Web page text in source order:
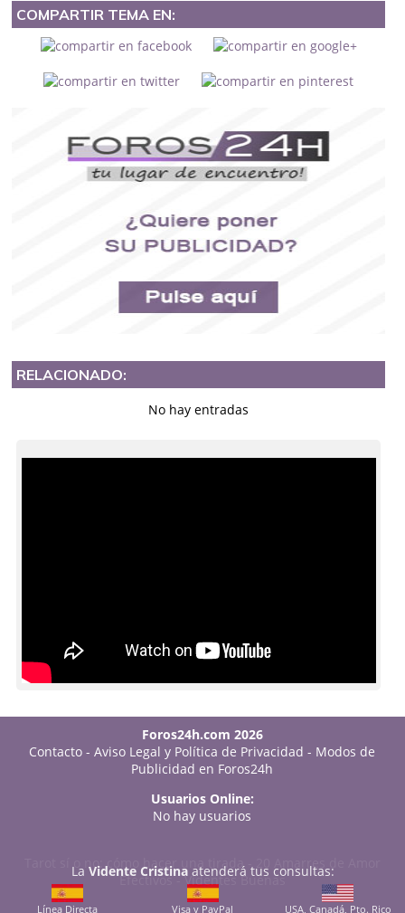
COMPARTIR TEMA EN:
RELACIONADO:
No hay entradas
Foros24h.com 2026
Contacto -Aviso Legal y Política de Privacidad - Modos de
Publicidad en Foros24h
Usuarios Online:
No hay usuarios
Tarot sí o no: cómo hacer una tirada-
20 Amarres de Amor
Efectivos-Videntes Buenas
La Vidente Cristinaatenderá tus consultas:
Línea Directa Visa y PayPal USA, Canadá, Pto. Rico